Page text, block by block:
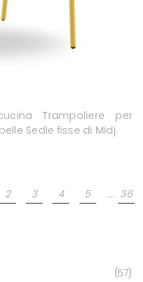
Trampoliere per
Sedie fisse di Midj.
2 3 4 5 .... 36
57